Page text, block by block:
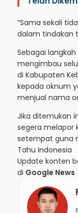
“Sama sekali
dalam tindakan
Sebagai
mengimbau
di Kabupaten
kepada oknum
menjual nama
Jika ditemukan
segera melapor
setempat guna
Tahu Indonesia
Update konten
di Google News